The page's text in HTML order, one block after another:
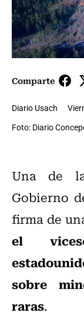
Comparte
Diario Usach
Foto: Diario
Una de
Gobierno
firma de
el
sobre
raras.